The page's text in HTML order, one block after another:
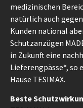
medizinischen
natürlich auch
Kunden national
Schutzanzügen
in Zukunft eine
Lieferengpässe“,
Hause TESIMAX.
Beste